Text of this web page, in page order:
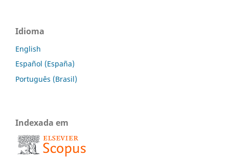
Idioma
English
Español (España)
Português (Brasil)
Indexada em